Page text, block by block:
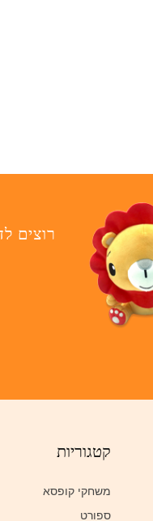
רוצים
קטגוריות
משחקי קופסא
ספורט